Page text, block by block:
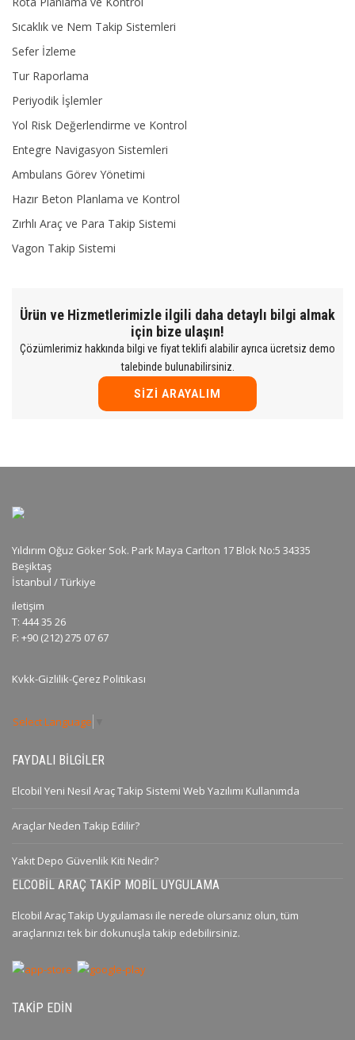
Sıcaklık ve Nem Takip Sistemleri
Sefer İzleme
Tur Raporlama
Periyodik İşlemler
Yol Risk Değerlendirme ve Kontrol
Entegre Navigasyon Sistemleri
Ambulans Görev Yönetimi
Hazır Beton Planlama ve Kontrol
Zırhlı Araç ve Para Takip Sistemi
Vagon Takip Sistemi
Ürün ve Hizmetlerimizle ilgili daha detaylı bilgi almak
için bize ulaşın!
Çözümlerimiz hakkında bilgi ve fiyat teklifi alabilir ayrıca ücretsiz demo
talebinde bulunabilirsiniz.
SIZI ARAYALIM
Yıldırım Oğuz Göker Sok. Park Maya Carlton 17 Blok No:5 34335
Beşiktaş
İstanbul / Türkiye
iletişim
T: 444 35 26
F: +90 (212) 275 07 67
Kvkk-Gizlilik-Çerez Politikası
Select Language
FAYDALI BILGILER
Elcobil Yeni Nesil Araç Takip Sistemi Web Yazılımı Kullanımda
Araçlar Neden Takip Edilir?
Yakıt Depo Güvenlik Kiti Nedir?
ELCOBIL ARAÇ TAKIP MOBIL UYGULAMA
Elcobil Araç Takip Uygulaması ile nerede olursanız olun, tüm
araçlarınızı tek bir dokunuşla takip edebilirsiniz.
TAKIP EDIN